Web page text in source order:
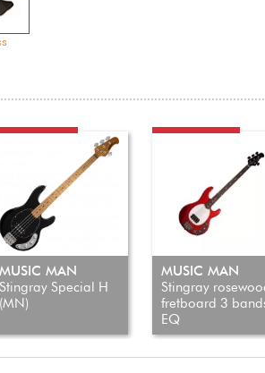
MUSIC MAN
Stingray Special H
(MN)
MUSIC MAN
Stingray
fretboard 3
EQ